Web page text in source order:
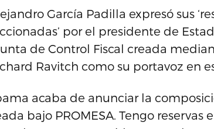
García Padilla expresó sus
por el presidente de
de Control Fiscal creada
Ravitch como su portavoz en
acaba de anunciar la
bajo PROMESA. Tengo